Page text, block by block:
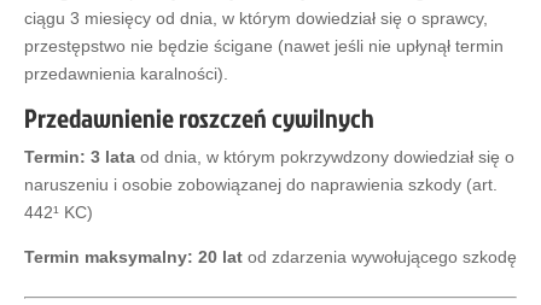
ciągu 3 miesięcy od dnia, w którym dowiedział się o sprawcy,
przestępstwo nie będzie ścigane (nawet jeśli nie upłynął termin
przedawnienia karalności).
Przedawnienie roszczeń cywilnych
Termin: 3 lata od dnia, w którym pokrzywdzony dowiedział się o
naruszeniu i osobie zobowiązanej do naprawienia szkody (art.
442¹ KC)
Termin maksymalny: 20 lat od zdarzenia wywołującego szkodę